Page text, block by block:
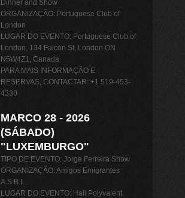
Dinner and Show
ORGANIZAÇÃO: Portuguese Club of
London
LUGAR DO EVENTO: Portuguese Club of
London, 134 Falcon St, London ON
N5W4Z1, Canada
PARA MAIS INFORMAÇÃO E
RESERVAS, CONTACTAR: +1 519-453-
4330
MARCO 28 - 2026
(SÁBADO)
"LUXEMBURGO"
TIPO DE EVENTO: Jorge Ferreira Show
ORGANIZAÇÃO: Amigos Emigrantes
A.S.B.L
LUGAR DO EVENTO: Hall Polyvalent